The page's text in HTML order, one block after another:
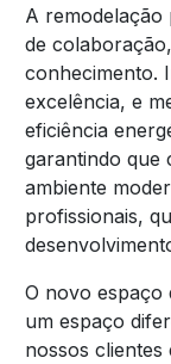
A remodelação
de
conhecimento.
excelência, e
eficiência
garantindo que
ambiente
profissionais,
O novo espaço
um espaço
nossos